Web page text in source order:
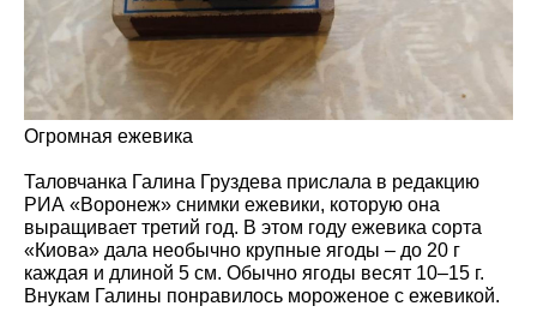
Огромная ежевика
Таловчанка Галина Груздева прислала в редакцию
РИА «Воронеж» снимки ежевики, которую она
выращивает третий год. В этом году ежевика сорта
«Киова» дала необычно крупные ягоды – до 20 г
каждая и длиной 5 см. Обычно ягоды весят 10–15 г.
Внукам Галины понравилось мороженое с ежевикой.